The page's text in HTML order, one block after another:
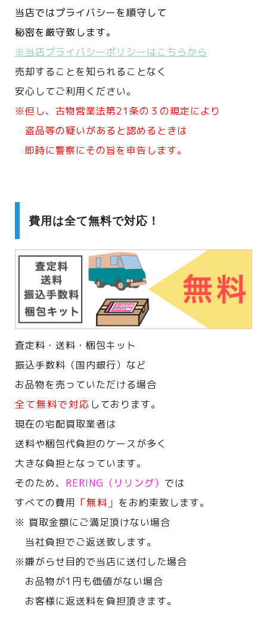
当店ではプライバシーを順守して
秘密を厳守致します。
※当店プライバシーポリシーはこちらから
売却することを知られることなく
安心してご利用ください。
※但し、古物営業法第21条の３の規定により
盗品等の疑いがあると認めるときは
即時に警察にその旨を申告します。
費用は全て無料で対応！
査定料・送料・梱包キット
振込手数料（国内銀行）など
お品物を売っていただける場合
全て無料で対応 しております。
現在の宅配買取業者は
送料や梱包代負担のケースが多く
大きな負担となっています。
そのため、 RERING（リリング） では
すべての費用 「無料」 をお約束致します。
※ 買取金額にご満足頂けない場合
当社負担でご返送致します。
※嫌がらせ目的で当店に送付した場合
お品物が1円も価値がない場合
お客様に返送料を負担頂きます。